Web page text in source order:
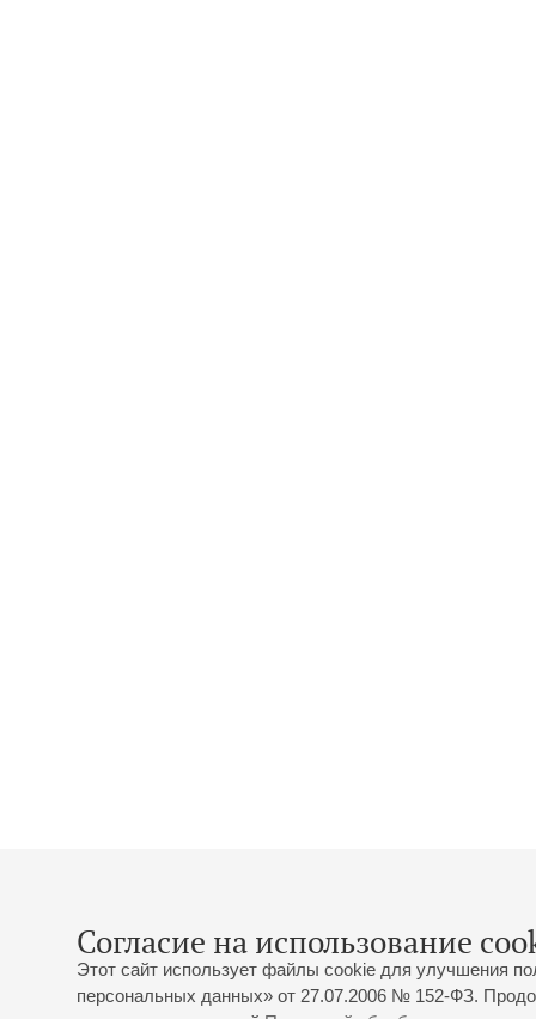
Согласие на использование
Этот сайт использует файлы cookie для улучшения
персональных данных» от 27.07.2006 № 152-ФЗ.